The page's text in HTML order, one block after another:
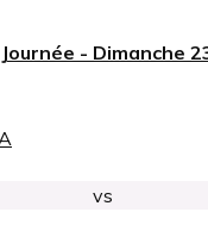
- Dimanche
vs